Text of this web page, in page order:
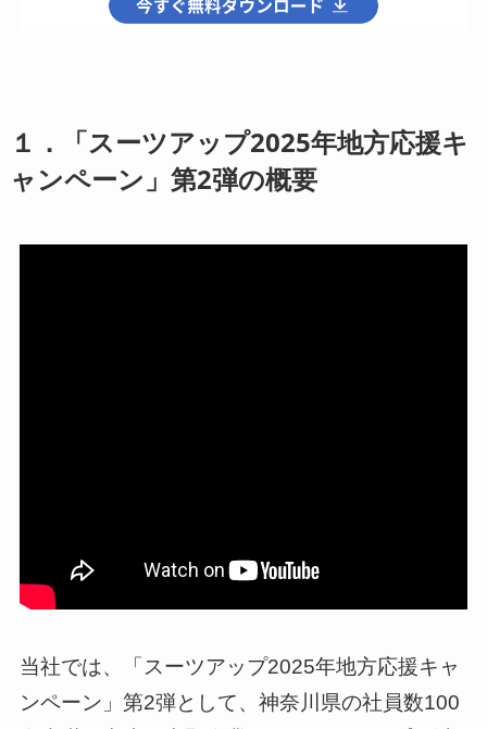
１．「スーツアップ2025年地方応援キ
ャンペーン」第2弾の概要
当社では、「スーツアップ2025年地方応援キャ
ンペーン」第2弾として、神奈川県の社員数100